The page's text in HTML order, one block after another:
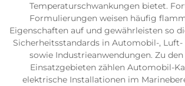
Temperaturschwankungen bietet.
Formulierungen weisen häufig
Eigenschaften auf und gewährleisten so
Sicherheitsstandards in Automobil-,
sowie Industrieanwendungen. Zu
Einsatzgebieten zählen Automobil-
elektrische Installationen im